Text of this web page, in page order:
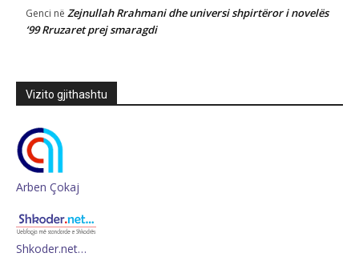
Genci në Zejnullah Rrahmani dhe universi shpirtëror i novelës
‘99 Rruzaret prej smaragdi
Vizito gjithashtu
Arben Çokaj
Shkoder.net…